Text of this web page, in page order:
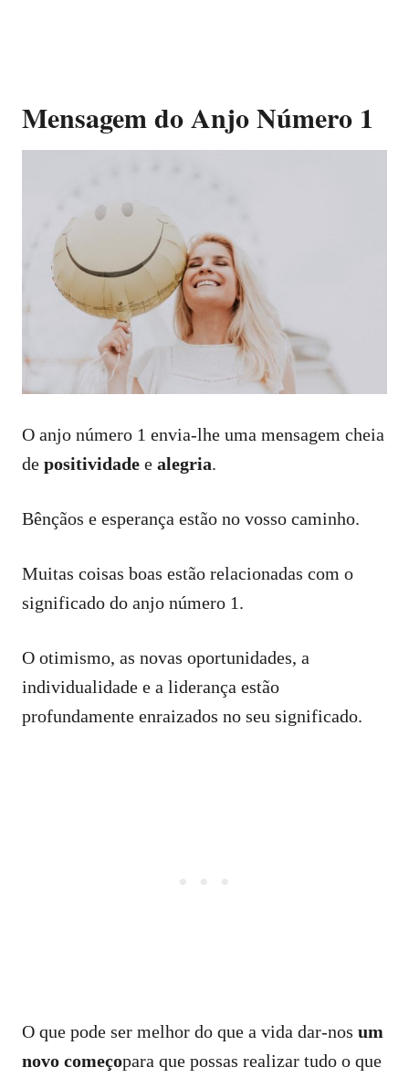
Mensagem do Anjo Número 1
O anjo número 1 envia-lhe uma mensagem cheia
de positividade e alegria.
Bênçãos e esperança estão no vosso caminho.
Muitas coisas boas estão relacionadas com o
significado do anjo número 1.
O otimismo, as novas oportunidades, a
individualidade e a liderança estão
profundamente enraizados no seu significado.
O que pode ser melhor do que a vida dar-nos um
novo começopara que possas realizar tudo o que